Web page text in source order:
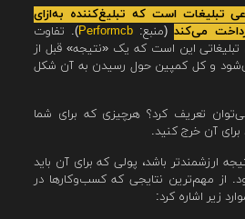
تبلیغات است که تبلیغ‌کننده به‌ازای
می‌کند(منبع: Performcb). تفاوت
این است که یک «نتیجه» قبل از
و کل کمپین حول رسیدن به آن شکل
تعریف کرد؟ هرچیزی که برای شما
آن خرج کنید.
باشد، پولی که برای آن باید
از مهم‌ترین نتایجی که کسب‌وکارها در
زیر اشاره کرد: